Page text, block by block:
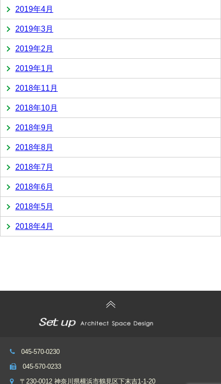
2019年4月
2019年3月
2019年2月
2019年1月
2018年11月
2018年10月
2018年9月
2018年8月
2018年7月
2018年6月
2018年5月
2018年4月
045-570-0230
045-570-0233
〒230-0012 神奈川県横浜市鶴見区下末吉1-1-20